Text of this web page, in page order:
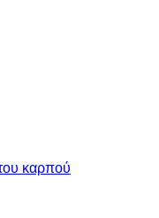
καρπού